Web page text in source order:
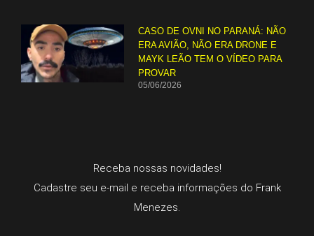
CASO DE OVNI NO PARANÁ: NÃO
ERA AVIÃO, NÃO ERA DRONE E
MAYK LEÃO TEM O VÍDEO PARA
PROVAR
05/06/2026
Receba nossas novidades!
Cadastre seu e-mail e receba informações do Frank
Menezes.